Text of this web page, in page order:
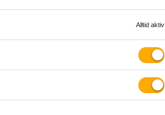
vilket
ger 5 års skydd mot
olika
motståndskraft mot
Alltid aktiv